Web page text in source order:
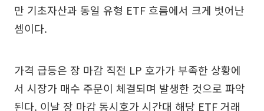
만 기초자산과 동일 유형 ETF 흐름에서 크게 벗어난
셈이다.
가격 급등은 장 마감 직전 LP 호가가 부족한 상황에
서 시장가 매수 주문이 체결되며 발생한 것으로 파악
된다. 이날 장 마감 동시호가 시간대 해당 ETF 거래